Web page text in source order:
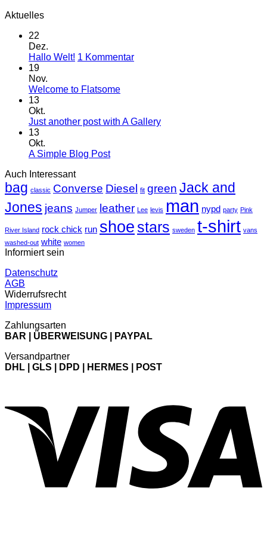
Aktuelles
22
Dez.
Hallo Welt! 1 Kommentarzu
19
Nov.
Welcome to FlatsomeKeine
Welcome
13
Okt.
Just another post with A GalleryKeine
with
A
Gallery
13
Okt.
A Simple Blog PostKeine
A
Simple
Blog
Auch Interessant
bag classic Converse Diesel fit green Jack and
Jones jeans Jumper leather Lee levis man nypd party Pink
River Island rock chick run shoe stars sweden t-shirt vans
washed-out white women
Informiert sein
Datenschutz
AGB
Widerrufsrecht
Impressum
Zahlungsarten
BAR | ÜBERWEISUNG | PAYPAL
Versandpartner
DHL | GLS | DPD | HERMES | POST